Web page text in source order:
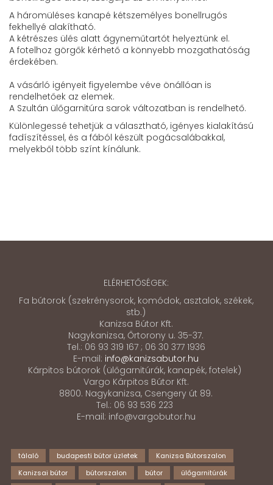
A háromüléses kanapé kétszemélyes bonellrugós
fekhellyé alakítható.
A kétrészes ülés alatt ágyneműtartót helyeztünk el.
A fotelhoz görgők kérhető a könnyebb mozgathatóság
érdekében.
A vásárló igényeit figyelembe véve önállóan is
rendelhetőek az elemek.
A Szultán ülőgarnitúra sarok változatban is rendelhető.
Különlegessé tehetjük a választható, igényes kialakítású
fadíszítéssel, és a fából készült pogácsalábakkal,
melyekből több színt kínálunk.
ELÉRHETŐSÉGEK:
Fa bútorok (szekrénysorok, komódok, asztalok, székek,
stb.)
Kanizsa Bútor Kft.
Nagykanizsa, Őrtorony u. 35-37.
Tel.: 06 93 319 167 ; 06 30 377 1936
E-mail: info@kanizsabutor.hu
Kárpitos bútorok (ülőgarnitúrák, kanapék, fotelek)
Vargo Kárpitos Bútor Kft.
8800. Nagykanizsa, Csengery út 89.
Tel.: 06 93 536 223
E-mail: info@vargobutor.hu
tálaló budapesti bútor üzletek
Kanizsa Bútorszalon
Kanizsai bútor
bútorszalon bútor ülőgarnitúrák